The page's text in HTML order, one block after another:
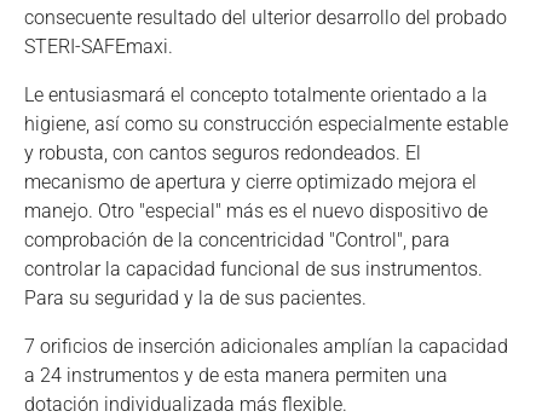
consecuente resultado del ulterior desarrollo del probado
STERI-SAFEmaxi.
Le entusiasmará el concepto totalmente orientado a la
higiene, así como su construcción especialmente estable
y robusta, con cantos seguros redondeados. El
mecanismo de apertura y cierre optimizado mejora el
manejo. Otro "especial" más es el nuevo dispositivo de
comprobación de la concentricidad "Control", para
controlar la capacidad funcional de sus instrumentos.
Para su seguridad y la de sus pacientes.
7 orificios de inserción adicionales amplían la capacidad
a 24 instrumentos y de esta manera permiten una
dotación individualizada más flexible.